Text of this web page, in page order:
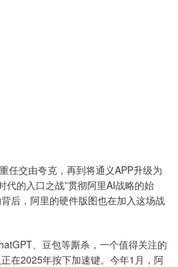
任交由夸克，再到将通义APP升级为
代的入口之战”贯彻阿里AI战略的始
后，阿里的硬件版图也在加入这场战
、豆包等厮杀，一个值得关注的
在2025年按下加速键。今年1月，阿